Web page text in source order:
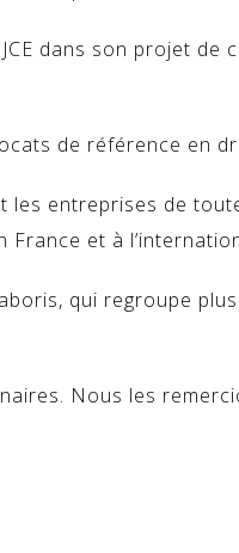
dans son projet de
de référence en
les entreprises de
et à
qui regroupe
Nous les